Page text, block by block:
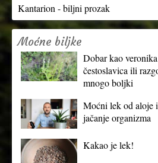
Kantarion - biljni prozak
Moćne biljke
Dobar kao
čestoslavica ili
mnogo boljki
Moćni lek od aloje
jačanje organizma
Kakao je lek!